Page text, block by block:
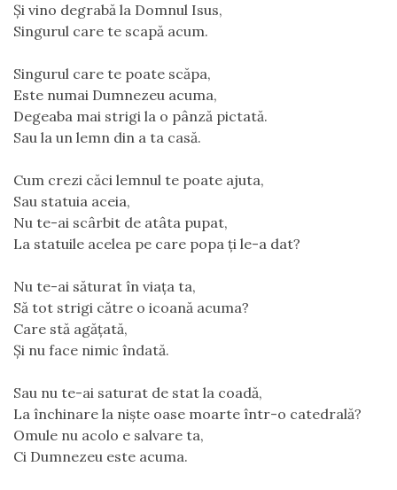
Și vino degrabă la Domnul Isus,
Singurul care te scapă acum.
Singurul care te poate scăpa,
Este numai Dumnezeu acuma,
Degeaba mai strigi la o pânză pictată.
Sau la un lemn din a ta casă.
Cum crezi căci lemnul te poate ajuta,
Sau statuia aceia,
Nu te-ai scârbit de atâta pupat,
La statuile acelea pe care popa ți le-a dat?
Nu te-ai săturat în viața ta,
Să tot strigi către o icoană acuma?
Care stă agățată,
Și nu face nimic îndată.
Sau nu te-ai saturat de stat la coadă,
La închinare la niște oase moarte într-o catedrală?
Omule nu acolo e salvare ta,
Ci Dumnezeu este acuma.